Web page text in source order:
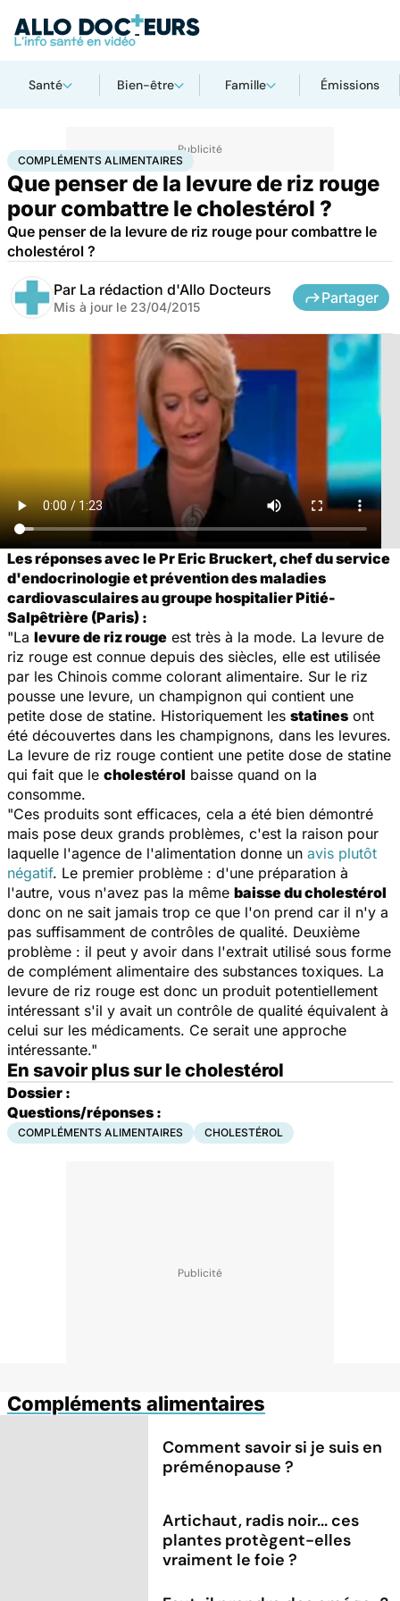
Santé Bien-être Famille Émissions
AccueilSantéCompléments alimentaires
COMPLÉMENTS ALIMENTAIRES
Que penser de la levure de riz rouge
pour combattre le cholestérol ?
Que penser de la levure de riz rouge pour combattre le
cholestérol ?
Par La rédaction d'Allo Docteurs
Mis à jour le 23/04/2015
Partager
Les réponses avec le Pr Eric Bruckert, chef du service
d'endocrinologie et prévention des maladies
cardiovasculaires au groupe hospitalier Pitié-
Salpêtrière (Paris) :
"La levure de riz rouge est très à la mode. La levure de
riz rouge est connue depuis des siècles, elle est utilisée
par les Chinois comme colorant alimentaire. Sur le riz
pousse une levure, un champignon qui contient une
petite dose de statine. Historiquement les statines ont
été découvertes dans les champignons, dans les levures.
La levure de riz rouge contient une petite dose de statine
qui fait que le cholestérol baisse quand on la
consomme.
"Ces produits sont efficaces, cela a été bien démontré
mais pose deux grands problèmes, c'est la raison pour
laquelle l'agence de l'alimentation donne un avis plutôt
négatif. Le premier problème : d'une préparation à
l'autre, vous n'avez pas la même baisse du cholestérol
donc on ne sait jamais trop ce que l'on prend car il n'y a
pas suffisamment de contrôles de qualité. Deuxième
problème : il peut y avoir dans l'extrait utilisé sous forme
de complément alimentaire des substances toxiques. La
levure de riz rouge est donc un produit potentiellement
intéressant s'il y avait un contrôle de qualité équivalent à
celui sur les médicaments. Ce serait une approche
intéressante."
En savoir plus sur le cholestérol
Dossier :
Questions/réponses :
COMPLÉMENTS ALIMENTAIRES CHOLESTÉROL
Compléments alimentaires
Comment savoir si je suis en
préménopause ?
Artichaut, radis noir... ces
plantes protègent-elles
vraiment le foie ?